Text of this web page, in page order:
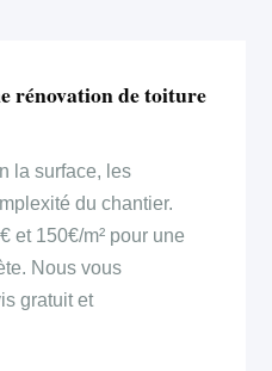
rénovation de toiture
la surface, les
du chantier.
et 150€/m² pour une
Nous vous
gratuit et